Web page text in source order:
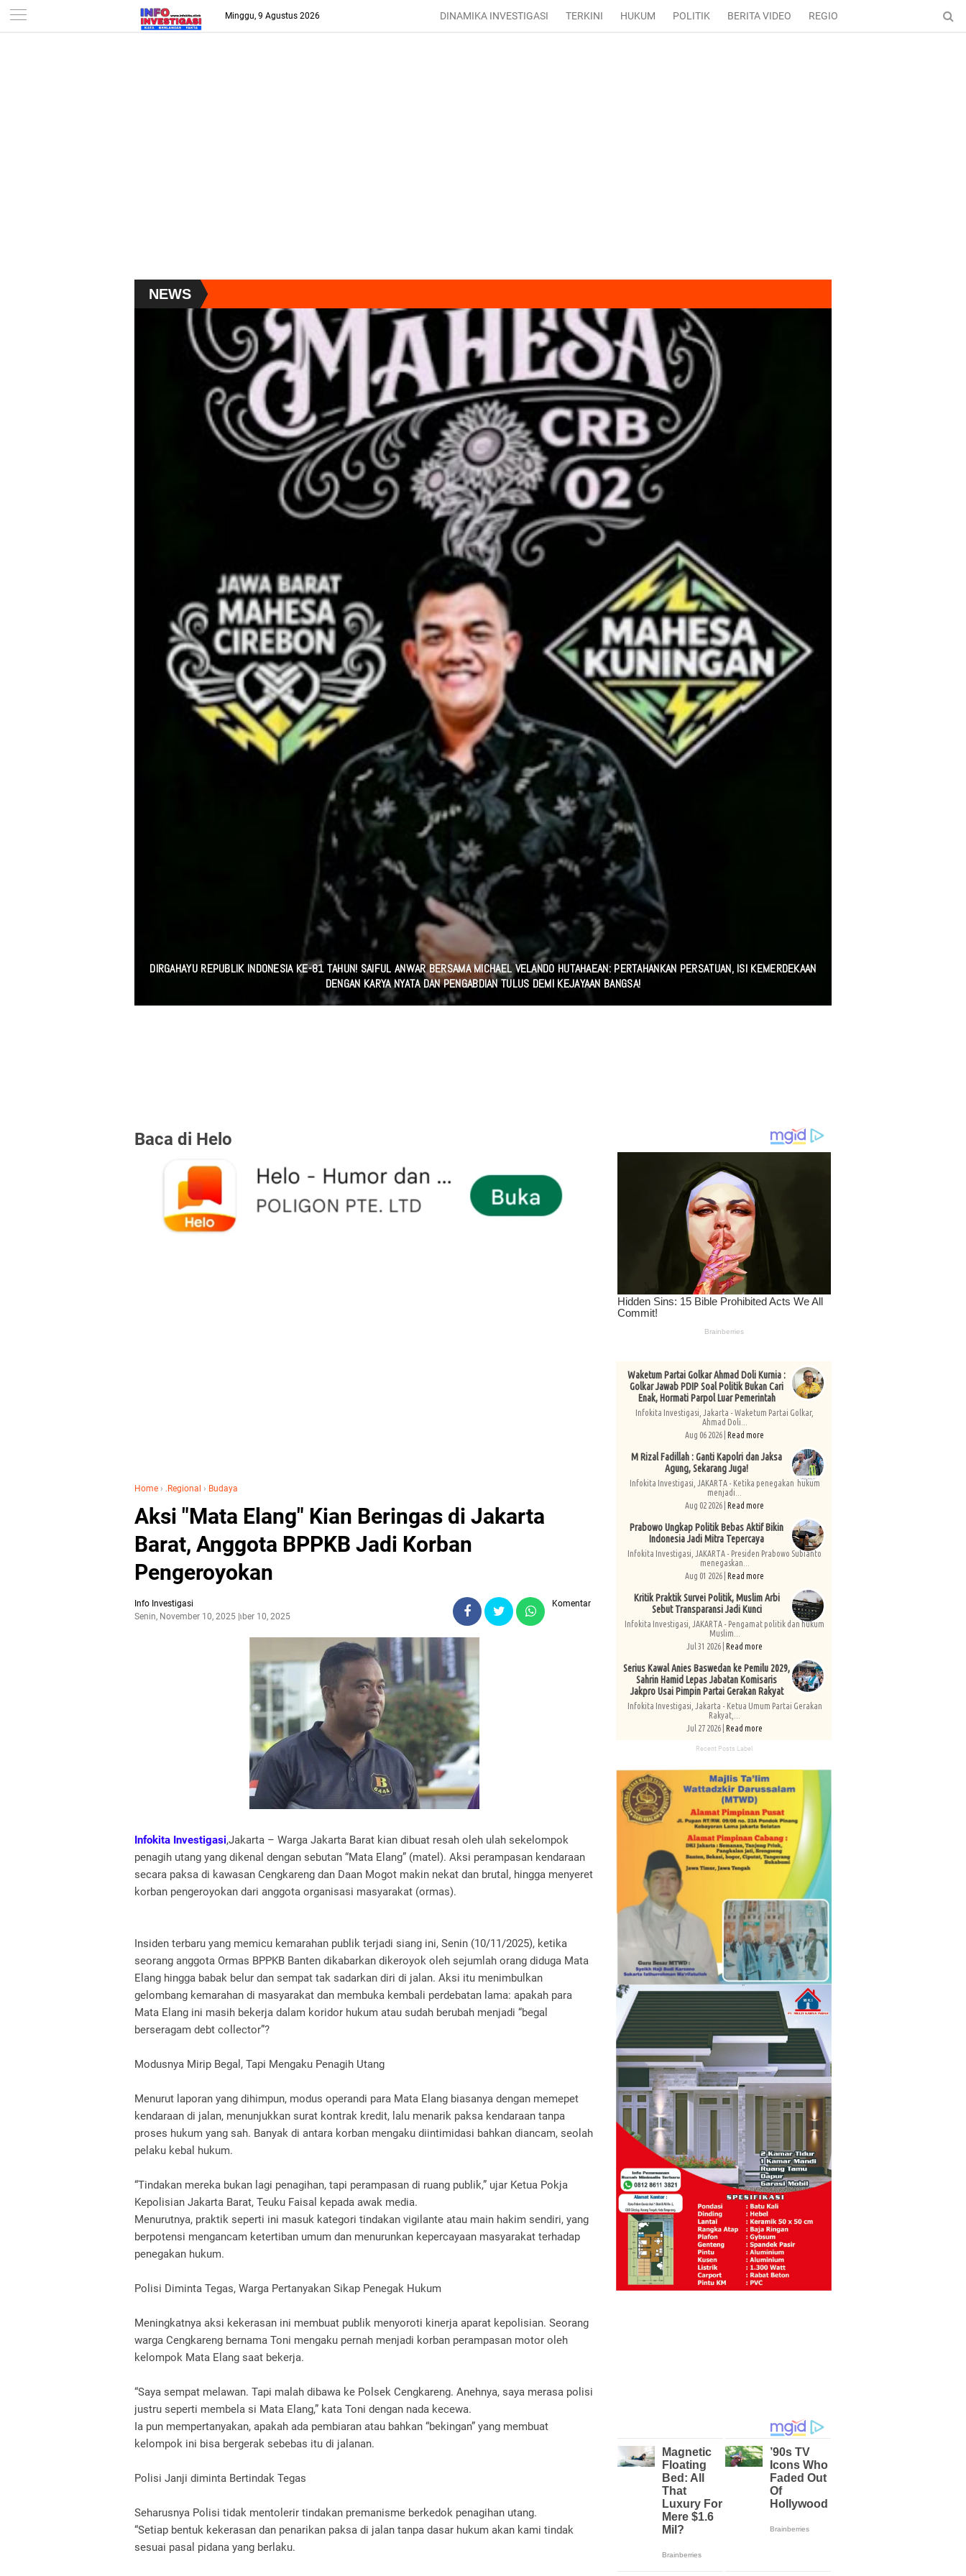
-->
Minggu, 9 Agustus 2026 DINAMIKA INVESTIGASI TERKINI HUKUM POLITIK BERITA VIDEO REGIONAL ENTERTAINMENT
NEWS
DIRGAHAYU REPUBLIK INDONESIA KE-81 TAHUN! SAIFUL ANWAR BERSAMA MICHAEL VELANDO HUTAHAEAN: PERTAHANKAN PERSATUAN, ISI KEMERDEKAAN
DENGAN KARYA NYATA DAN PENGABDIAN TULUS DEMI KEJAYAAN BANGSA!
Baca di Helo
Home › .Regional › Budaya
Aksi "Mata Elang" Kian Beringas di Jakarta
Barat, Anggota BPPKB Jadi Korban
Pengeroyokan
Info Investigasi
Senin, November 10, 2025November 10, 2025
Komentar
Infokita Investigasi,Jakarta – Warga Jakarta Barat kian dibuat resah oleh ulah sekelompok
penagih utang yang dikenal dengan sebutan “Mata Elang” (matel). Aksi perampasan kendaraan
secara paksa di kawasan Cengkareng dan Daan Mogot makin nekat dan brutal, hingga menyeret
korban pengeroyokan dari anggota organisasi masyarakat (ormas).
Insiden terbaru yang memicu kemarahan publik terjadi siang ini, Senin (10/11/2025), ketika
seorang anggota Ormas BPPKB Banten dikabarkan dikeroyok oleh sejumlah orang diduga Mata
Elang hingga babak belur dan sempat tak sadarkan diri di jalan. Aksi itu menimbulkan
gelombang kemarahan di masyarakat dan membuka kembali perdebatan lama: apakah para
Mata Elang ini masih bekerja dalam koridor hukum atau sudah berubah menjadi “begal
berseragam debt collector”?
Modusnya Mirip Begal, Tapi Mengaku Penagih Utang
Menurut laporan yang dihimpun, modus operandi para Mata Elang biasanya dengan memepet
kendaraan di jalan, menunjukkan surat kontrak kredit, lalu menarik paksa kendaraan tanpa
proses hukum yang sah. Banyak di antara korban mengaku diintimidasi bahkan diancam, seolah
pelaku kebal hukum.
“Tindakan mereka bukan lagi penagihan, tapi perampasan di ruang publik,” ujar Ketua Pokja
Kepolisian Jakarta Barat, Teuku Faisal kepada awak media.
Menurutnya, praktik seperti ini masuk kategori tindakan vigilante atau main hakim sendiri, yang
berpotensi mengancam ketertiban umum dan menurunkan kepercayaan masyarakat terhadap
penegakan hukum.
Polisi Diminta Tegas, Warga Pertanyakan Sikap Penegak Hukum
Meningkatnya aksi kekerasan ini membuat publik menyoroti kinerja aparat kepolisian. Seorang
warga Cengkareng bernama Toni mengaku pernah menjadi korban perampasan motor oleh
kelompok Mata Elang saat bekerja.
“Saya sempat melawan. Tapi malah dibawa ke Polsek Cengkareng. Anehnya, saya merasa polisi
justru seperti membela si Mata Elang,” kata Toni dengan nada kecewa.
Ia pun mempertanyakan, apakah ada pembiaran atau bahkan “bekingan” yang membuat
kelompok ini bisa bergerak sebebas itu di jalanan.
Polisi Janji diminta Bertindak Tegas
Seharusnya Polisi tidak mentolerir tindakan premanisme berkedok penagihan utang.
“Setiap bentuk kekerasan dan penarikan paksa di jalan tanpa dasar hukum akan kami tindak
sesuai pasal pidana yang berlaku.
Waketum Partai Golkar Ahmad Doli Kurnia :
Golkar Jawab PDIP Soal Politik Bukan Cari
Enak, Hormati Parpol Luar Pemerintah
Infokita Investigasi, Jakarta - Waketum Partai Golkar,
Ahmad Doli...
Aug 06 2026 | Read more
M Rizal Fadillah : Ganti Kapolri dan Jaksa
Agung, Sekarang Juga!
Infokita Investigasi, JAKARTA - Ketika penegakan hukum
menjadi...
Aug 02 2026 | Read more
Prabowo Ungkap Politik Bebas Aktif Bikin
Indonesia Jadi Mitra Tepercaya
Infokita Investigasi, JAKARTA - Presiden Prabowo Subianto
menegaskan...
Aug 01 2026 | Read more
Kritik Praktik Survei Politik, Muslim Arbi
Sebut Transparansi Jadi Kunci
Infokita Investigasi, JAKARTA - Pengamat politik dan hukum
Muslim...
Jul 31 2026 | Read more
Serius Kawal Anies Baswedan ke Pemilu 2029,
Sahrin Hamid Lepas Jabatan Komisaris
Jakpro Usai Pimpin Partai Gerakan Rakyat
Infokita Investigasi, Jakarta - Ketua Umum Partai Gerakan
Rakyat,...
Jul 27 2026 | Read more
Recent Posts Label